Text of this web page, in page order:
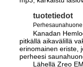
tuotetiedot
Kanadan
pitkällä aikavälillä
erinomainen eriste,
perheesi
Lähellä Zreo